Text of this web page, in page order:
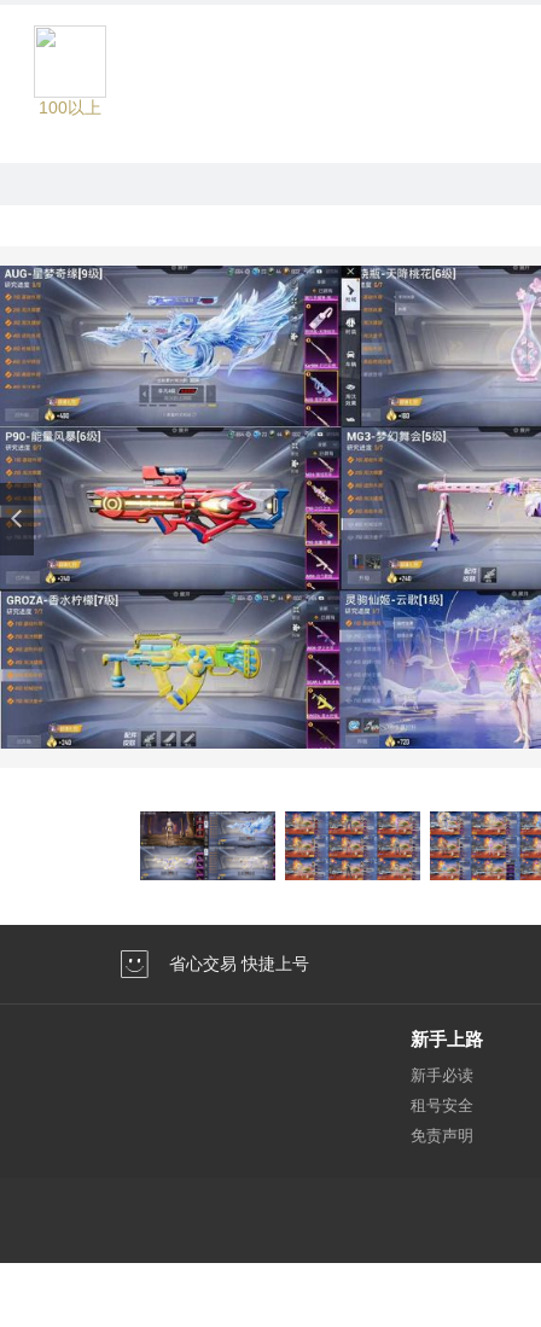
100以上
省心交易 快捷上号
新手上路
新手必读
租号安全
免责声明